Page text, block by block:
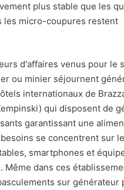
plus stable que les
les micro-coupures restent
d'affaires venus pour le
ou minier séjournent
internationaux de
qui disposent de
garantissant une
se concentrent sur
smartphones et
Même dans ces
sur générateur